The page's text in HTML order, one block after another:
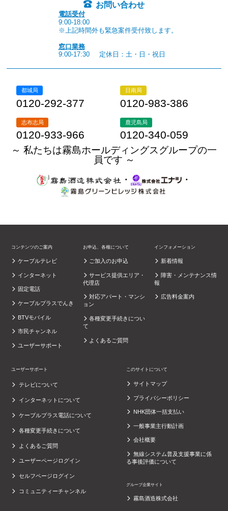
お問い合わせ
電話受付
9:00-18:00
※上記時間外も緊急案件受付致します。
窓口業務
9:00-17:30
定休日：土・日・祝日
都城局
0120-292-377
日南局
0120-983-386
志布志局
0120-933-966
鹿児島局
0120-340-059
～ 私たちは霧島ホールディングスグループの一
員です ～
・
・
コンテンツのご案内
ケーブルテレビ
インターネット
固定電話
ケーブルプラスでんき
BTVモバイル
市民チャンネル
ユーザーサポート
お申込、各種について
ご加入のお申込
サービス提供エリア・
代理店
対応アパート・マンシ
ョン
各種変更手続きについ
て
よくあるご質問
インフォメーション
新着情報
障害・メンテナンス情
報
広告料金案内
ユーザーサポート
テレビについて
インターネットについて
ケーブルプラス電話について
各種変更手続きについて
よくあるご質問
ユーザーページログイン
セルフページログイン
コミュニティーチャンネル
このサイトについて
サイトマップ
プライバシーポリシー
NHK団体一括支払い
一般事業主行動計画
会社概要
無線システム普及支援事業に係
る事後評価について
グループ企業サイト
霧島酒造株式会社